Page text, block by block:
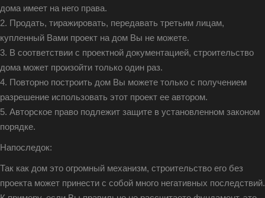
дома имеет на него права.
2. Продать, тиражировать, передавать третьим лицам,
купленный Вами проект на дом Вы не можете.
3. В соответствии с проектной документацией, строительство
дома может произойти только один раз.
4. Повторно построить дом Вы можете только с получением
разрешение использовать этот проект ее автором.
5. Авторское право подлежит защите в установленном законом
порядке.
Напоследок:
Так как дом это огромный механизм, строительство его без
проекта может принести с собой много негативных последствий.